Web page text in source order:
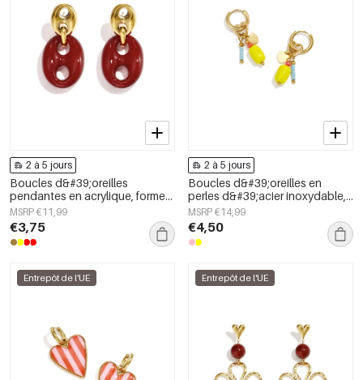
2 à 5 jours
Boucles d&#39;oreilles
pendantes en acrylique, forme
géométrique, collection simple
et décontractée pour femmes
MSRP €11,99
€3,75
2 à 5 jours
Boucles d&#39;oreilles en
perles d&#39;acier inoxydable,
forme elliptique, collection
simple et mignonne pour le
quotidien, bijoux pour femmes
MSRP €14,99
€4,50
Entrepôt de l'UE Entrepôt de l'UE